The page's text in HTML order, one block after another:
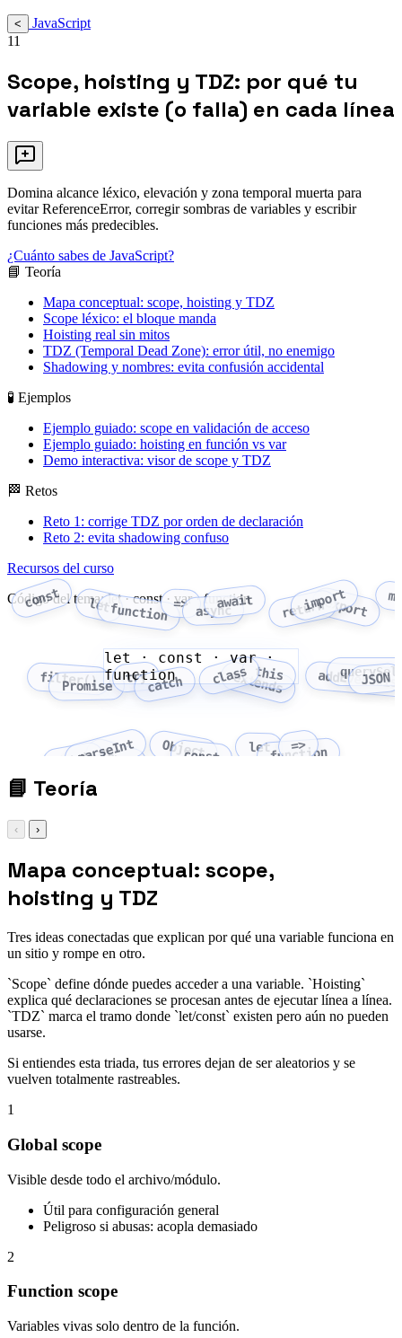
<
JavaScript
11
Scope, hoisting y TDZ: por qué tu
variable existe (o falla) en cada línea
Domina alcance léxico, elevación y zona temporal muerta para
evitar ReferenceError, corregir sombras de variables y escribir
funciones más predecibles.
¿Cuánto sabes de JavaScript?
📘 Teoría
Mapa conceptual: scope, hoisting y TDZ
Scope léxico: el bloque manda
Hoisting real sin mitos
TDZ (Temporal Dead Zone): error útil, no enemigo
Shadowing y nombres: evita confusión accidental
🧪 Ejemplos
Ejemplo guiado: scope en validación de acceso
Ejemplo guiado: hoisting en función vs var
Demo interactiva: visor de scope y TDZ
🏁 Retos
Reto 1: corrige TDZ por orden de declaración
Reto 2: evita shadowing confuso
Recursos del curso
Código del tema: let · const · var · function
const letfunction => asyncawait return
importexport
filter()
Promise
trycatch classextends
this JSON
fetch
parseInt
Array Object
const letfunction
=>
let · const · var ·
function
📘 Teoría
‹ ›
Mapa conceptual: scope,
hoisting y TDZ
Tres ideas conectadas que explican por qué una variable funciona en
un sitio y rompe en otro.
`Scope` define dónde puedes acceder a una variable. `Hoisting`
explica qué declaraciones se procesan antes de ejecutar línea a línea.
`TDZ` marca el tramo donde `let/const` existen pero aún no pueden
usarse.
Si entiendes esta triada, tus errores dejan de ser aleatorios y se
vuelven totalmente rastreables.
1
Global scope
Visible desde todo el archivo/módulo.
Útil para configuración general
Peligroso si abusas: acopla demasiado
2
Function scope
Variables vivas solo dentro de la función.